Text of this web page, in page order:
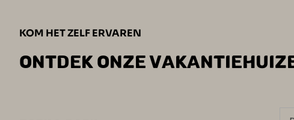
KOM HET ZELF ERVAREN
ONTDEK ONZE